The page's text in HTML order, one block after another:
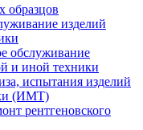
образцов
изделий
обслуживание
и иной техники
испытания изделий
(ИМТ)
рентгеновского